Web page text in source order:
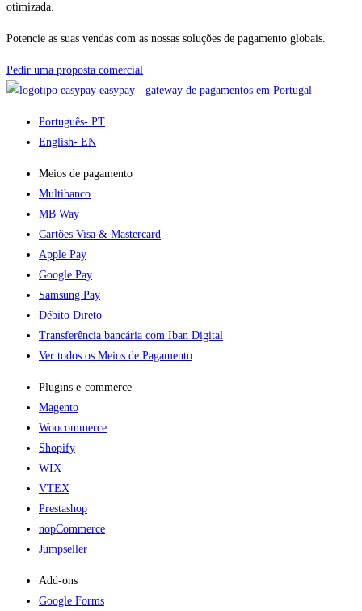
otimizada.
Potencie as suas vendas com as nossas soluções de pagamento globais.
Pedir uma proposta comercial
easypay - gateway de pagamentos em Portugal
Português- PT
English- EN
Meios de pagamento
Multibanco
MB Way
Cartões Visa & Mastercard
Apple Pay
Google Pay
Samsung Pay
Débito Direto
Transferência bancária com Iban Digital
Ver todos os Meios de Pagamento
Plugins e-commerce​
Magento
Woocommerce
Shopify
WIX
VTEX
Prestashop
nopCommerce
Jumpseller
Add-ons​
Google Forms